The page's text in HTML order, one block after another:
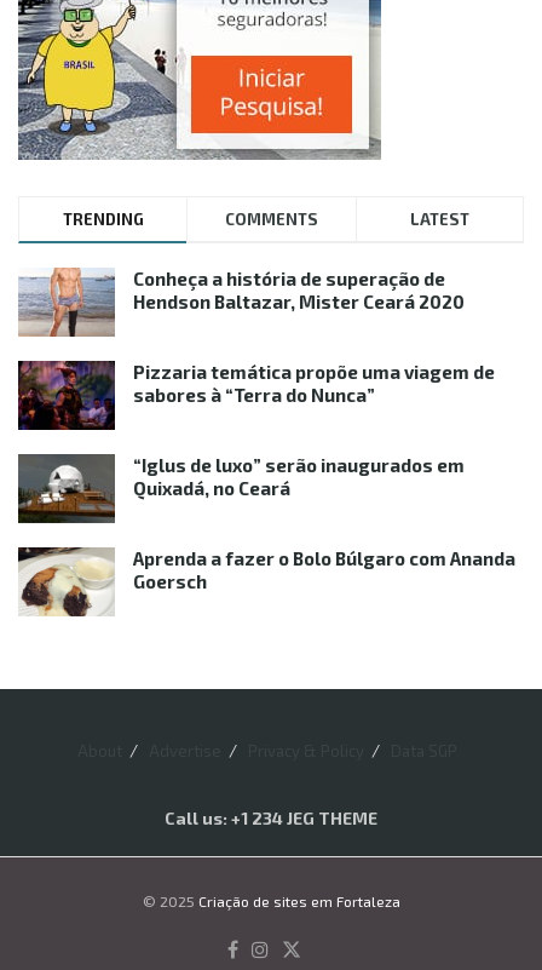
TRENDING COMMENTS LATEST
Conheça a história de superação de
Hendson Baltazar, Mister Ceará 2020
Pizzaria temática propõe uma viagem de
sabores à “Terra do Nunca”
“Iglus de luxo” serão inaugurados em
Quixadá, no Ceará
Aprenda a fazer o Bolo Búlgaro com Ananda
Goersch
Call us: +1 234 JEG THEME
© 2025 Criação de sites em Fortaleza